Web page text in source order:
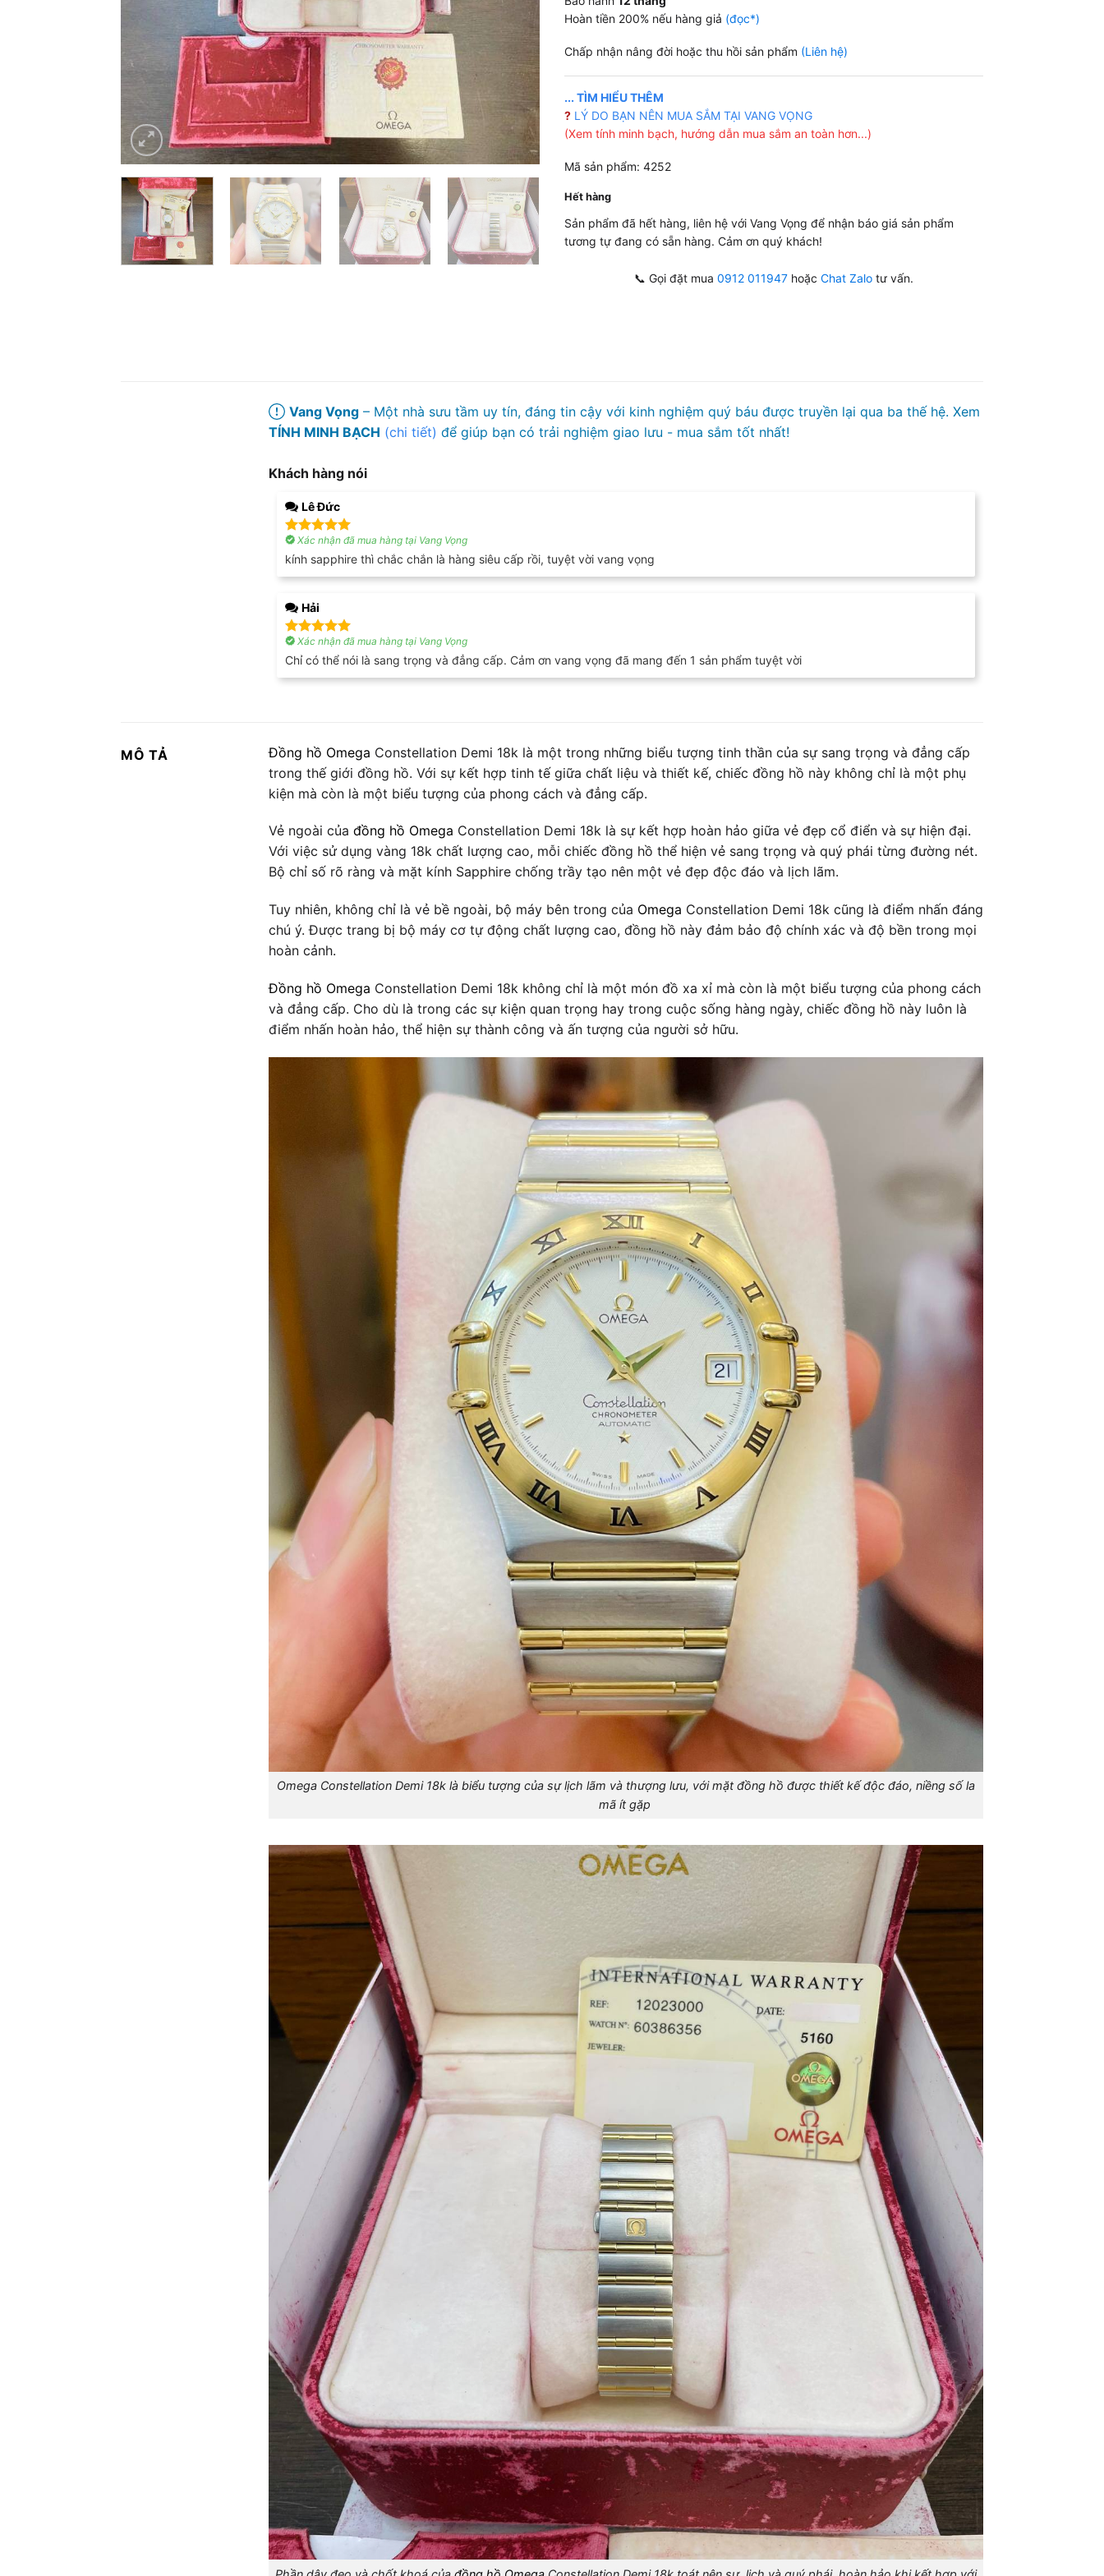
Hoàn tiền 200% nếu hàng giả (đọc*)
Chấp nhận nâng đời hoặc thu hồi sản phẩm (Liên hệ)
... TÌM HIỂU THÊM
? LÝ DO BẠN NÊN MUA SẮM TẠI VANG VỌNG
(Xem tính minh bạch, hướng dẫn mua sắm an toàn hơn...)
Mã sản phẩm: 4252
Hết hàng
Sản phẩm đã hết hàng, liên hệ với Vang Vọng để nhận báo giá sản phẩm
tương tự đang có sẵn hàng. Cảm ơn quý khách!
📞 Gọi đặt mua 0912 011947 hoặc Chat Zalo tư vấn.
Vang Vọng – Một nhà sưu tầm uy tín, đáng tin cậy với kinh nghiệm quý báu được truyền lại qua ba thế hệ. Xem
TÍNH MINH BẠCH (chi tiết) để giúp bạn có trải nghiệm giao lưu - mua sắm tốt nhất!
Khách hàng nói
Lê Đức
Được xếp
hạng55
Xác nhận đã mua hàng tại Vang Vọng
kính sapphire thì chắc chắn là hàng siêu cấp rồi, tuyệt vời vang vọng
Hải
Được xếp
hạng55
Xác nhận đã mua hàng tại Vang Vọng
Chỉ có thể nói là sang trọng và đẳng cấp. Cảm ơn vang vọng đã mang đến 1 sản phẩm tuyệt vời
MÔ TẢ Đồng hồ Omega Constellation Demi 18k là một trong những biểu tượng tinh thần của sự sang trọng và đẳng cấp
trong thế giới đồng hồ. Với sự kết hợp tinh tế giữa chất liệu và thiết kế, chiếc đồng hồ này không chỉ là một phụ
kiện mà còn là một biểu tượng của phong cách và đẳng cấp.
Vẻ ngoài của đồng hồ Omega Constellation Demi 18k là sự kết hợp hoàn hảo giữa vẻ đẹp cổ điển và sự hiện đại.
Với việc sử dụng vàng 18k chất lượng cao, mỗi chiếc đồng hồ thể hiện vẻ sang trọng và quý phái từng đường nét.
Bộ chỉ số rõ ràng và mặt kính Sapphire chống trầy tạo nên một vẻ đẹp độc đáo và lịch lãm.
Tuy nhiên, không chỉ là vẻ bề ngoài, bộ máy bên trong của Omega Constellation Demi 18k cũng là điểm nhấn đáng
chú ý. Được trang bị bộ máy cơ tự động chất lượng cao, đồng hồ này đảm bảo độ chính xác và độ bền trong mọi
hoàn cảnh.
Đồng hồ Omega Constellation Demi 18k không chỉ là một món đồ xa xỉ mà còn là một biểu tượng của phong cách
và đẳng cấp. Cho dù là trong các sự kiện quan trọng hay trong cuộc sống hàng ngày, chiếc đồng hồ này luôn là
điểm nhấn hoàn hảo, thể hiện sự thành công và ấn tượng của người sở hữu.
Omega Constellation Demi 18k là biểu tượng của sự lịch lãm và thượng lưu, với mặt đồng hồ được thiết kế độc đáo, niềng số la
mã ít gặp